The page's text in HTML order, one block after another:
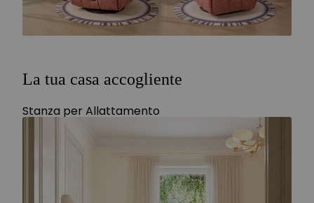
La tua casa accogliente
Stanza per Allattamento